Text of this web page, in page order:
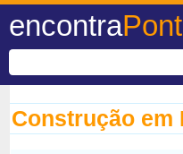
encontra
Construção em